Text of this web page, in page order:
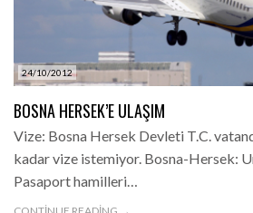
24/10/2012
BOSNA HERSEK’E ULAŞIM
Vize: Bosna Hersek Devleti T.C.
kadar vize istemiyor. Bosna-Hersek:
Pasaport hamilleri…